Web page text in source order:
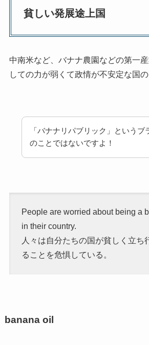
貧しい発展途上国
中南米など、バナナ農園などの第一
しての力が弱くて政情が不安定な国の
「バナナリパブリック」というブ
のことではないですよ！
People are worried about being a
in their country.
人々は自分たちの国が貧しく立ち
ることを危惧している。
banana oil